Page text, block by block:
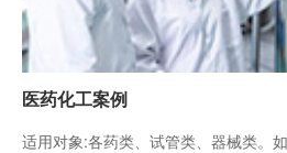
医药化工案例
适用对象:各药类、试管类、器械类。